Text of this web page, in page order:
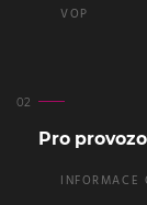
VOP
Pro
INFORMACE